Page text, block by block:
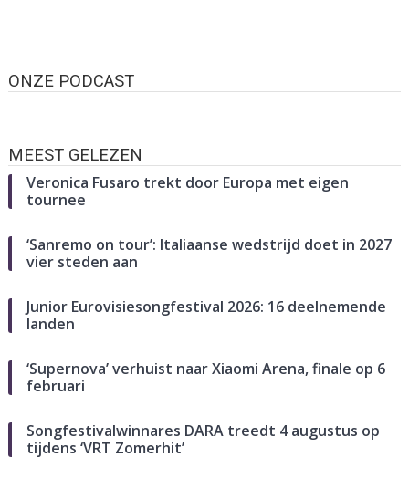
ONZE PODCAST
MEEST GELEZEN
Veronica Fusaro trekt door Europa met eigen
tournee
‘Sanremo on tour’: Italiaanse wedstrijd doet in 2027
vier steden aan
Junior Eurovisiesongfestival 2026: 16 deelnemende
landen
‘Supernova’ verhuist naar Xiaomi Arena, finale op 6
februari
Songfestivalwinnares DARA treedt 4 augustus op
tijdens ‘VRT Zomerhit’